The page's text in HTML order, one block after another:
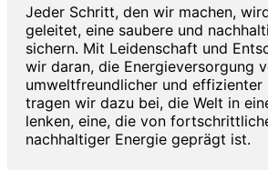
Jeder Schritt, den wir machen,
geleitet, eine saubere und
sichern. Mit Leidenschaft und
wir daran, die Energieversorgung
umweltfreundlicher und effizienter
tragen wir dazu bei, die Welt in
lenken, eine, die von
nachhaltiger Energie geprägt ist.